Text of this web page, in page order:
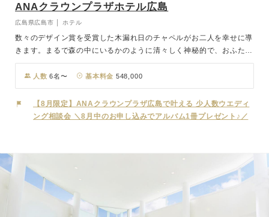
ANAクラウンプラザホテル広島
広島県広島市 │ ホテル
数々のデザイン賞を受賞した木漏れ日のチャペルがお二人を幸せに導
きます。まるで森の中にいるかのように清々しく神秘的で、おふたり
の明るい未来や大切な方々との絆を感じる温もりある空間。そして、
かけがえのないゲストへ贈る心づくしの料理。おもてなしの心と技を
極めた現代の名工が、すべてのゲストと”幸せを分かち合いたい”と願
うおふたりに心を寄せゲストを想い生まれた物語を一皿一皿に込めて
提供いたします。
人数 6名〜 基本料金 548,000
【8月限定】ANAクラウンプラザ広島で叶える 少人数ウエディ
ング相談会 ＼8月中のお申し込みでアルバム1冊プレゼント♪／